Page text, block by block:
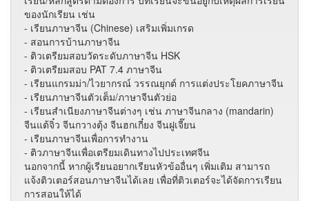
ของนักเรียน เช่น
- เรียนภาษาจีน (Chinese) เสริมเพิ่มเกรด
- สอนการบ้านภาษาจีน
- ติวเตรียมสอบวัดระดับภาษาจีน HSK
- ติวเตรียมสอบ PAT 7.4 ภาษาจีน
- เรียนแกรมม่า/ไวยากรณ์ วรรณยุกต์ การแต่งประโยคภาษาจีน
- เรียนภาษาจีนตัวเต็ม/ภาษาจีนตัวย่อ
- เรียนสำเนียงภาษาจีนต่างๆ เช่น ภาษาจีนกลาง (mandarin)
จีนแต้จิ๋ว จีนกวางตุ้ง จีนฮกเกี๋ยง จีนฝูเจี๊ยน
- เรียนภาษาจีนเพื่อการทำงาน
- ติวภาษาจีนเพื่อเตรียมเดินทางไปประเทศจีน
นอกจากนี้ หากผู้เรียนอยากเรียนหัวข้ออื่นๆ เพิ่มเติม สามารถ
แจ้งติวเตอร์สอนภาษาจีนได้เลย เพื่อที่ติวเตอร์จะได้จัดการเรียน
การสอนให้ได้